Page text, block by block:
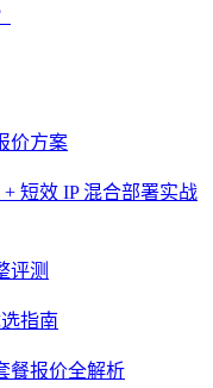
价方案
短效 IP 混合部署实战
评测
指南
餐报价全解析